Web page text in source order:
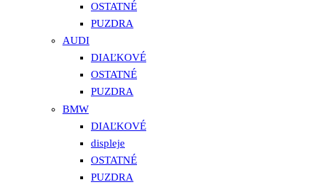
OSTATNÉ
PUZDRA
AUDI
DIAĽKOVÉ
OSTATNÉ
PUZDRA
BMW
DIAĽKOVÉ
displeje
OSTATNÉ
PUZDRA